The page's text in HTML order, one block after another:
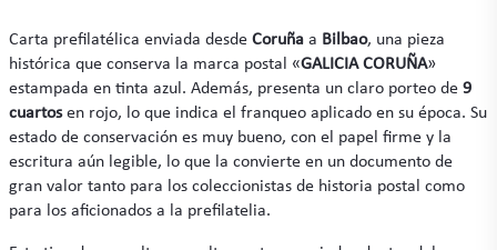
Carta prefilatélica enviada desde Coruña a Bilbao, una pieza
histórica que conserva la marca postal «GALICIA CORUÑA»
estampada en tinta azul. Además, presenta un claro porteo de 9
cuartosen rojo, lo que indica el franqueo aplicado en su época. Su
estado de conservación es muy bueno, con el papel firme y la
escritura aún legible, lo que la convierte en un documento de
gran valor tanto para los coleccionistas de historia postal como
para los aficionados a la prefilatelia.